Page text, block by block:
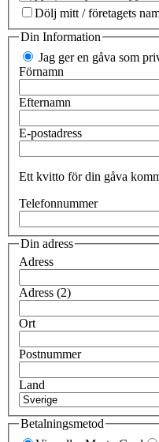
Dölj mitt / företagets
Din Information
Jag ger en gåva som
Förnamn
Efternamn
E-postadress
Ett kvitto för din gåva
Telefonnummer
Din adress
Adress
Adress (2)
Ort
Postnummer
Land
Betalningsmetod